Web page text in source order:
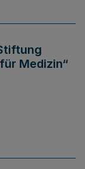
Medizin“